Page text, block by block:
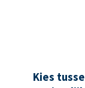
Kies